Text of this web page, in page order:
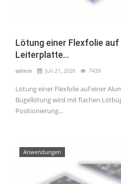
Lötung einer Flexfolie
Leiterplatte...
admin Juli 21, 2026 7439
Lötung einer Flexfolie auf einer
Bügellötung wird mit flachen
Positionierung...
Anwendungen